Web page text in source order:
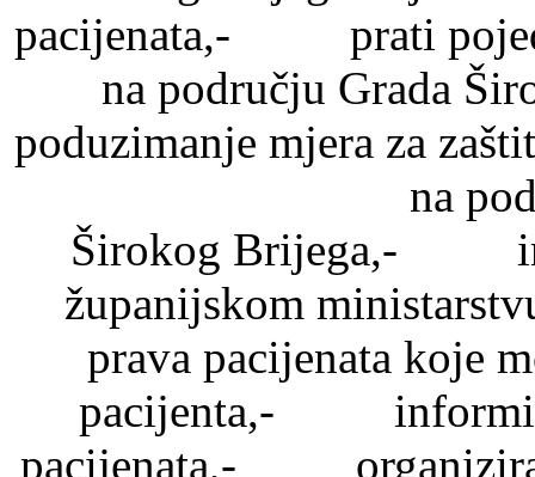
pacijenata,- prati
na području Grada
poduzimanje mjera za
na
Širokog Brijega,-
županijskom
prava pacijenata koje
pacijenta,- informira
pacijenata,- organizira